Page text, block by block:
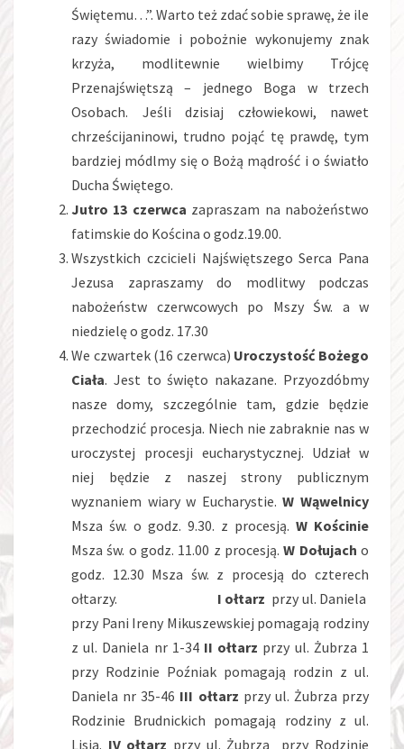
Świętemu…”. Warto też zdać sobie sprawę, że ile
razy świadomie i pobożnie wykonujemy znak
krzyża, modlitewnie wielbimy Trójcę
Przenajświętszą – jednego Boga w trzech
Osobach. Jeśli dzisiaj człowiekowi, nawet
chrześcijaninowi, trudno pojąć tę prawdę, tym
bardziej módlmy się o Bożą mądrość i o światło
Ducha Świętego.
Jutro 13 czerwca zapraszam na nabożeństwo
fatimskie do Kościna o godz.19.00.
Wszystkich czcicieli Najświętszego Serca Pana
Jezusa zapraszamy do modlitwy podczas
nabożeństw czerwcowych po Mszy Św. a w
niedzielę o godz. 17.30
We czwartek (16 czerwca) Uroczystość Bożego
Ciała. Jest to święto nakazane. Przyozdóbmy
nasze domy, szczególnie tam, gdzie będzie
przechodzić procesja. Niech nie zabraknie nas w
uroczystej procesji eucharystycznej. Udział w
niej będzie z naszej strony publicznym
wyznaniem wiary w Eucharystie.W Wąwelnicy
Msza św. o godz. 9.30. z procesją. W Kościnie
Msza św. o godz. 11.00 z procesją.W Dołujach o
godz. 12.30 Msza św. z procesją do czterech
ołtarzy. I ołtarz przy ul. Daniela
przy Pani Ireny Mikuszewskiej pomagają rodziny
z ul. Daniela nr 1-34 II ołtarz przy ul. Żubrza 1
przy Rodzinie Poźniak pomagają rodzin z ul.
Daniela nr 35-46 III ołtarz przy ul. Żubrza przy
Rodzinie Brudnickich pomagają rodziny z ul.
Lisia. IV ołtarz przy ul. Żubrza przy Rodzinie